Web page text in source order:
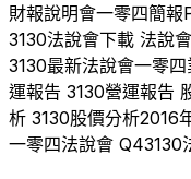
財報說明會一零四簡報
3130法說會下載 法說會
3130最新法說會一零四
運報告 3130營運報告
析 3130股價分析2016
一零四法說會 Q43130